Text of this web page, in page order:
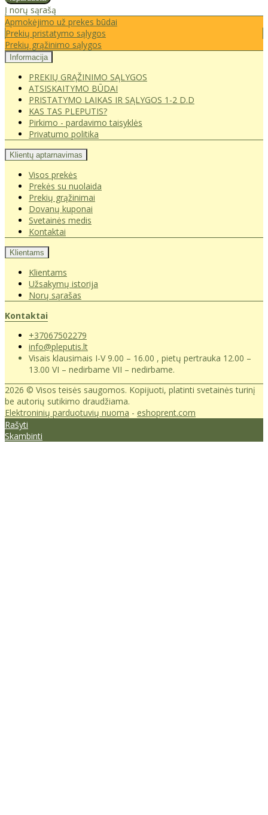
Į norų sąrašą
Apmokėjimo už prekes būdai
Prekių pristatymo sąlygos
Prekių grąžinimo sąlygos
Informacija
PREKIŲ GRĄŽINIMO SĄLYGOS
ATSISKAITYMO BŪDAI
PRISTATYMO LAIKAS IR SĄLYGOS 1-2 D.D
KAS TAS PLEPUTIS?
Pirkimo - pardavimo taisyklės
Privatumo politika
Klientų aptarnavimas
Visos prekės
Prekės su nuolaida
Prekių grąžinimai
Dovanų kuponai
Svetainės medis
Kontaktai
Klientams
Klientams
Užsakymų istorija
Norų sąrašas
Kontaktai
+37067502279
info@pleputis.lt
Visais klausimais I-V 9.00 – 16.00 , pietų pertrauka 12.00 –
13.00 VI – nedirbame VII – nedirbame.
2026 © Visos teisės saugomos. Kopijuoti, platinti svetainės turinį
be autorių sutikimo draudžiama.
Elektroninių parduotuvių nuoma - eshoprent.com
Rašyti
Skambinti